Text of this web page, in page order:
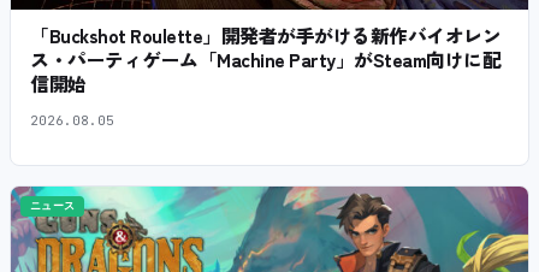
「Buckshot Roulette」開発者が手がける新作バイオレン
ス・パーティゲーム「Machine Party」がSteam向けに配
信開始
2026.08.05
ニュース